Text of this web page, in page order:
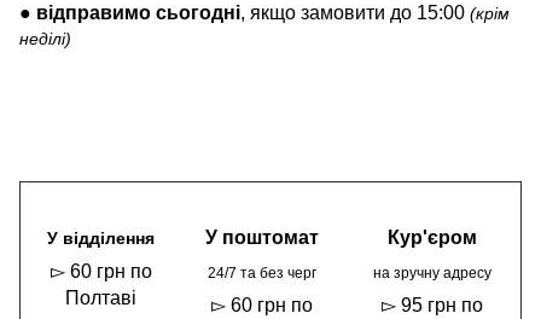
● відправимо сьогодні, якщо замовити до 15:00 (крім
неділі)
У відділення
▻ 60 грн по
Полтаві
У поштомат
24/7 та без черг
▻ 60 грн по
Кур'єром
на зручну адресу
▻ 95 грн по